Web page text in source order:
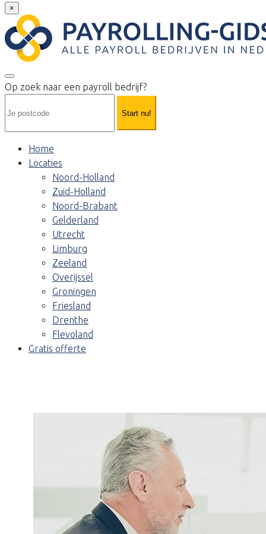
×
Op zoek naar een payroll bedrijf?
Start nu!
Home
Locaties
Noord-Holland
Zuid-Holland
Noord-Brabant
Gelderland
Utrecht
Limburg
Zeeland
Overijssel
Groningen
Friesland
Drenthe
Flevoland
Gratis offerte